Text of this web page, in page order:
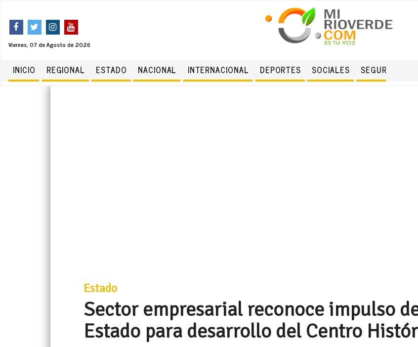
Viernes, 07 de Agosto de 2026
INICIO REGIONAL ESTADO NACIONAL INTERNACIONAL DEPORTES SOCIALES SEGURIDAD
Estado
Sector empresarial reconoce impulso
Estado para desarrollo del Centro